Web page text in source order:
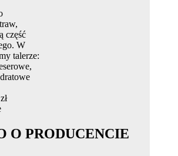
część
W
talerze:
O PRODUCENCIE